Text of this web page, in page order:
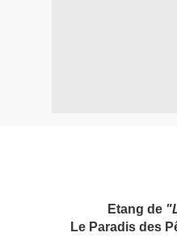
Etang de
Le Paradis des